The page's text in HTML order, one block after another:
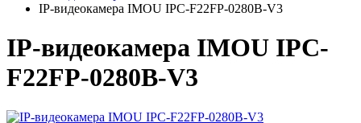
IP-видеокамера IMOU IPC-F22FP-0280B-V3
IP-видеокамера IMOU IPC-
F22FP-0280B-V3